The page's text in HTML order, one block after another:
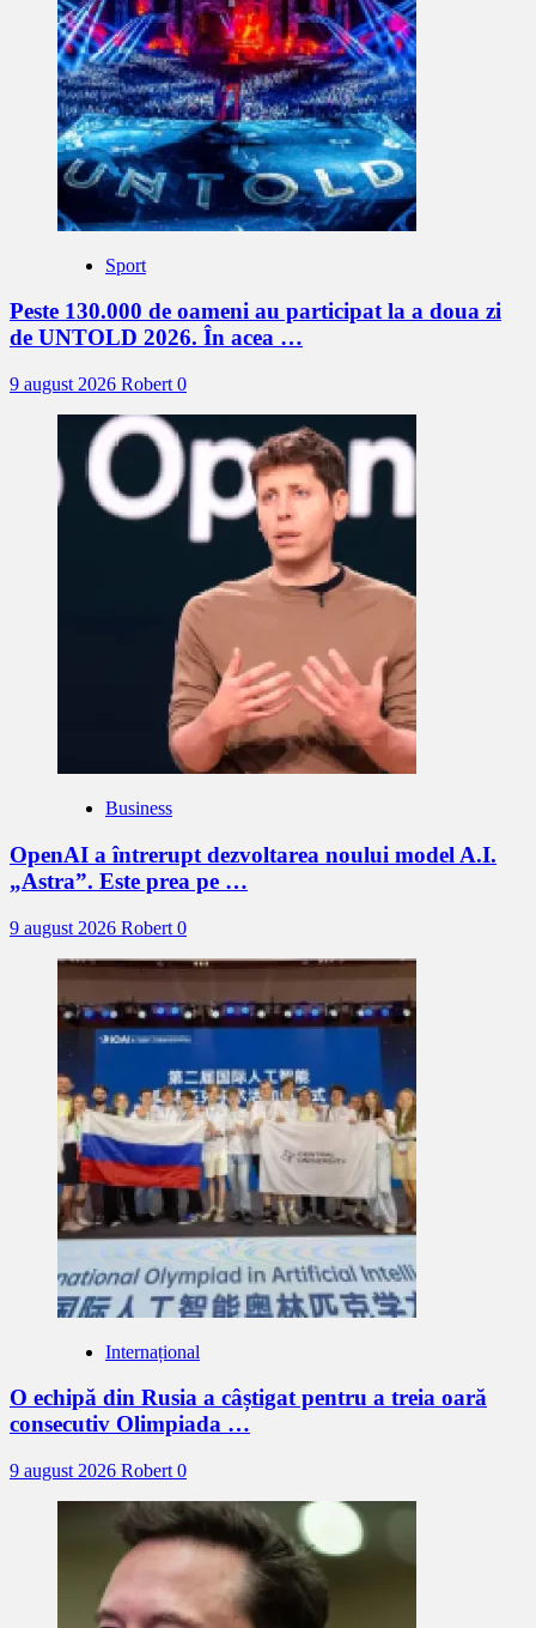
Sport
Peste 130.000 de oameni au participat la a doua zi
de UNTOLD 2026. În acea …
9 august 2026 Robert 0
Business
OpenAI a întrerupt dezvoltarea noului model A.I.
„Astra”. Este prea pe …
9 august 2026 Robert 0
Internațional
O echipă din Rusia a câștigat pentru a treia oară
consecutiv Olimpiada …
9 august 2026 Robert 0